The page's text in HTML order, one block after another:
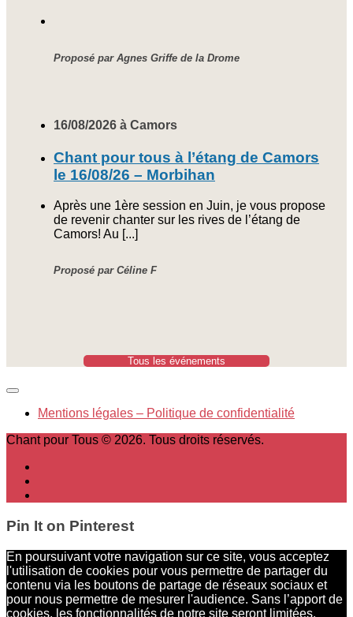
Proposé par Agnes Griffe de la Drome
16/08/2026 à Camors
Chant pour tous à l’étang de Camors
le 16/08/26 – Morbihan
Après une 1ère session en Juin, je vous propose
de revenir chanter sur les rives de l’étang de
Camors! Au [...]
Proposé par Céline F
Tous les événements
Mentions légales – Politique de confidentialité
Chant pour Tous © 2026. Tous droits réservés.
Pin It on Pinterest
En poursuivant votre navigation sur ce site, vous acceptez
l'utilisation de cookies pour vous permettre de partager du
contenu via les boutons de partage de réseaux sociaux et
pour nous permettre de mesurer l'audience. Sans l’apport de
cookies, les fonctionnalités de notre site seront limitées.